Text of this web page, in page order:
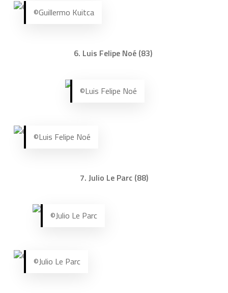
©Guillermo Kuitca
6. Luis Felipe Noé (83)
©Luis Felipe Noé
©Luis Felipe Noé
7. Julio Le Parc (88)
©Julio Le Parc
©Julio Le Parc